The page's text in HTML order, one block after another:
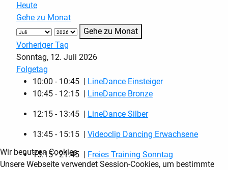
Heute
Gehe zu Monat
Gehe zu Monat
Vorheriger Tag
Sonntag, 12. Juli 2026
Folgetag
10:00 - 10:45 |
LineDance Einsteiger
10:45 - 12:15 |
LineDance Bronze
12:15 - 13:45 | LineDance Silber
13:45 - 15:15 | Videoclip Dancing Erwachsene
15:15 - 21:45 | Freies Training Sonntag
Wir benutzen Cookies
Unsere Webseite verwendet Session-Cookies, um bestimmte